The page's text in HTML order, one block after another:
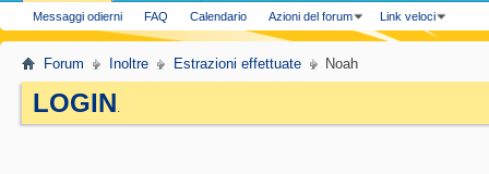
Messaggi odierni FAQ Calendario Azioni del forum Link veloci
Forum Inoltre Estrazioni effettuate Noah
LOGIN.